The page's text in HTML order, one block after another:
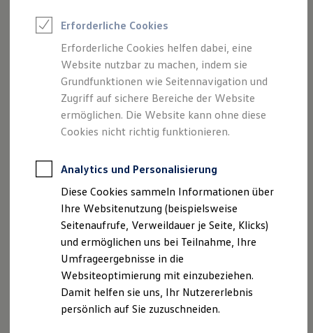
Elektroauto Leasing
Kleinwagen-Leasing
Leasing ohne Anzahlung
Finanzierung
Autokredit mit Schlussrate
Versicherungen und Garantien
Kfz-Versicherung
Restschuldversicherungen
Garantien
Professional Class bei Volkswagen
Behörden
Direktkunden
Sonderfahrzeuge
Anpfiff zum Gewinn
Elektromobilität
Elektroautos
ID. Tutorials
Elektrofahrzeugkonzepte
ID. EVERY1
Reichweite
Ihres Arteon
Volkswagen Partner an.
20-Zoll-Leichtmetallfelgen „Rosario“ anfragen
Nutzungsbedingungen
Erforderliche Cookies
Erforderliche Cookies helfen dabei, eine
Website nutzbar zu machen, indem sie
Grundfunktionen wie Seitennavigation und
Zugriff auf sichere Bereiche der Website
ermöglichen. Die Website kann ohne diese
Cookies nicht richtig funktionieren.
Analytics und Personalisierung
Diese Cookies sammeln Informationen über
Ihre Websitenutzung (beispielsweise
Seitenaufrufe, Verweildauer je Seite, Klicks)
und ermöglichen uns bei Teilnahme, Ihre
Umfrageergebnisse in die
Websiteoptimierung mit einzubeziehen.
Damit helfen sie uns, Ihr Nutzererlebnis
persönlich auf Sie zuzuschneiden.